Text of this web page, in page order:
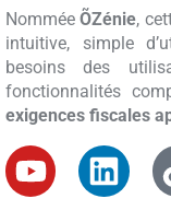
NomméeÕZénie,
intuitive, simple
besoins des
fonctionnalités
exigences fiscales